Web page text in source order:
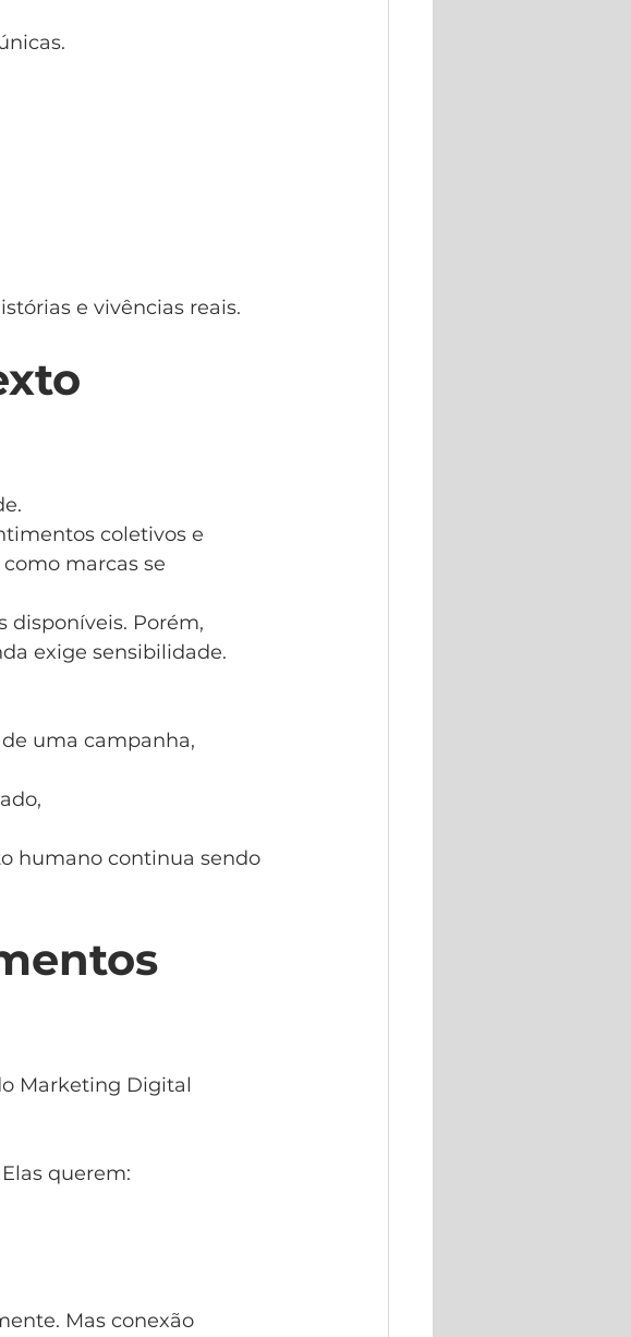
e vivências reais.
coletivos e
marcas se
disponíveis. Porém,
exige sensibilidade.
uma campanha,
humano continua sendo
Marketing Digital
querem:
Mas conexão